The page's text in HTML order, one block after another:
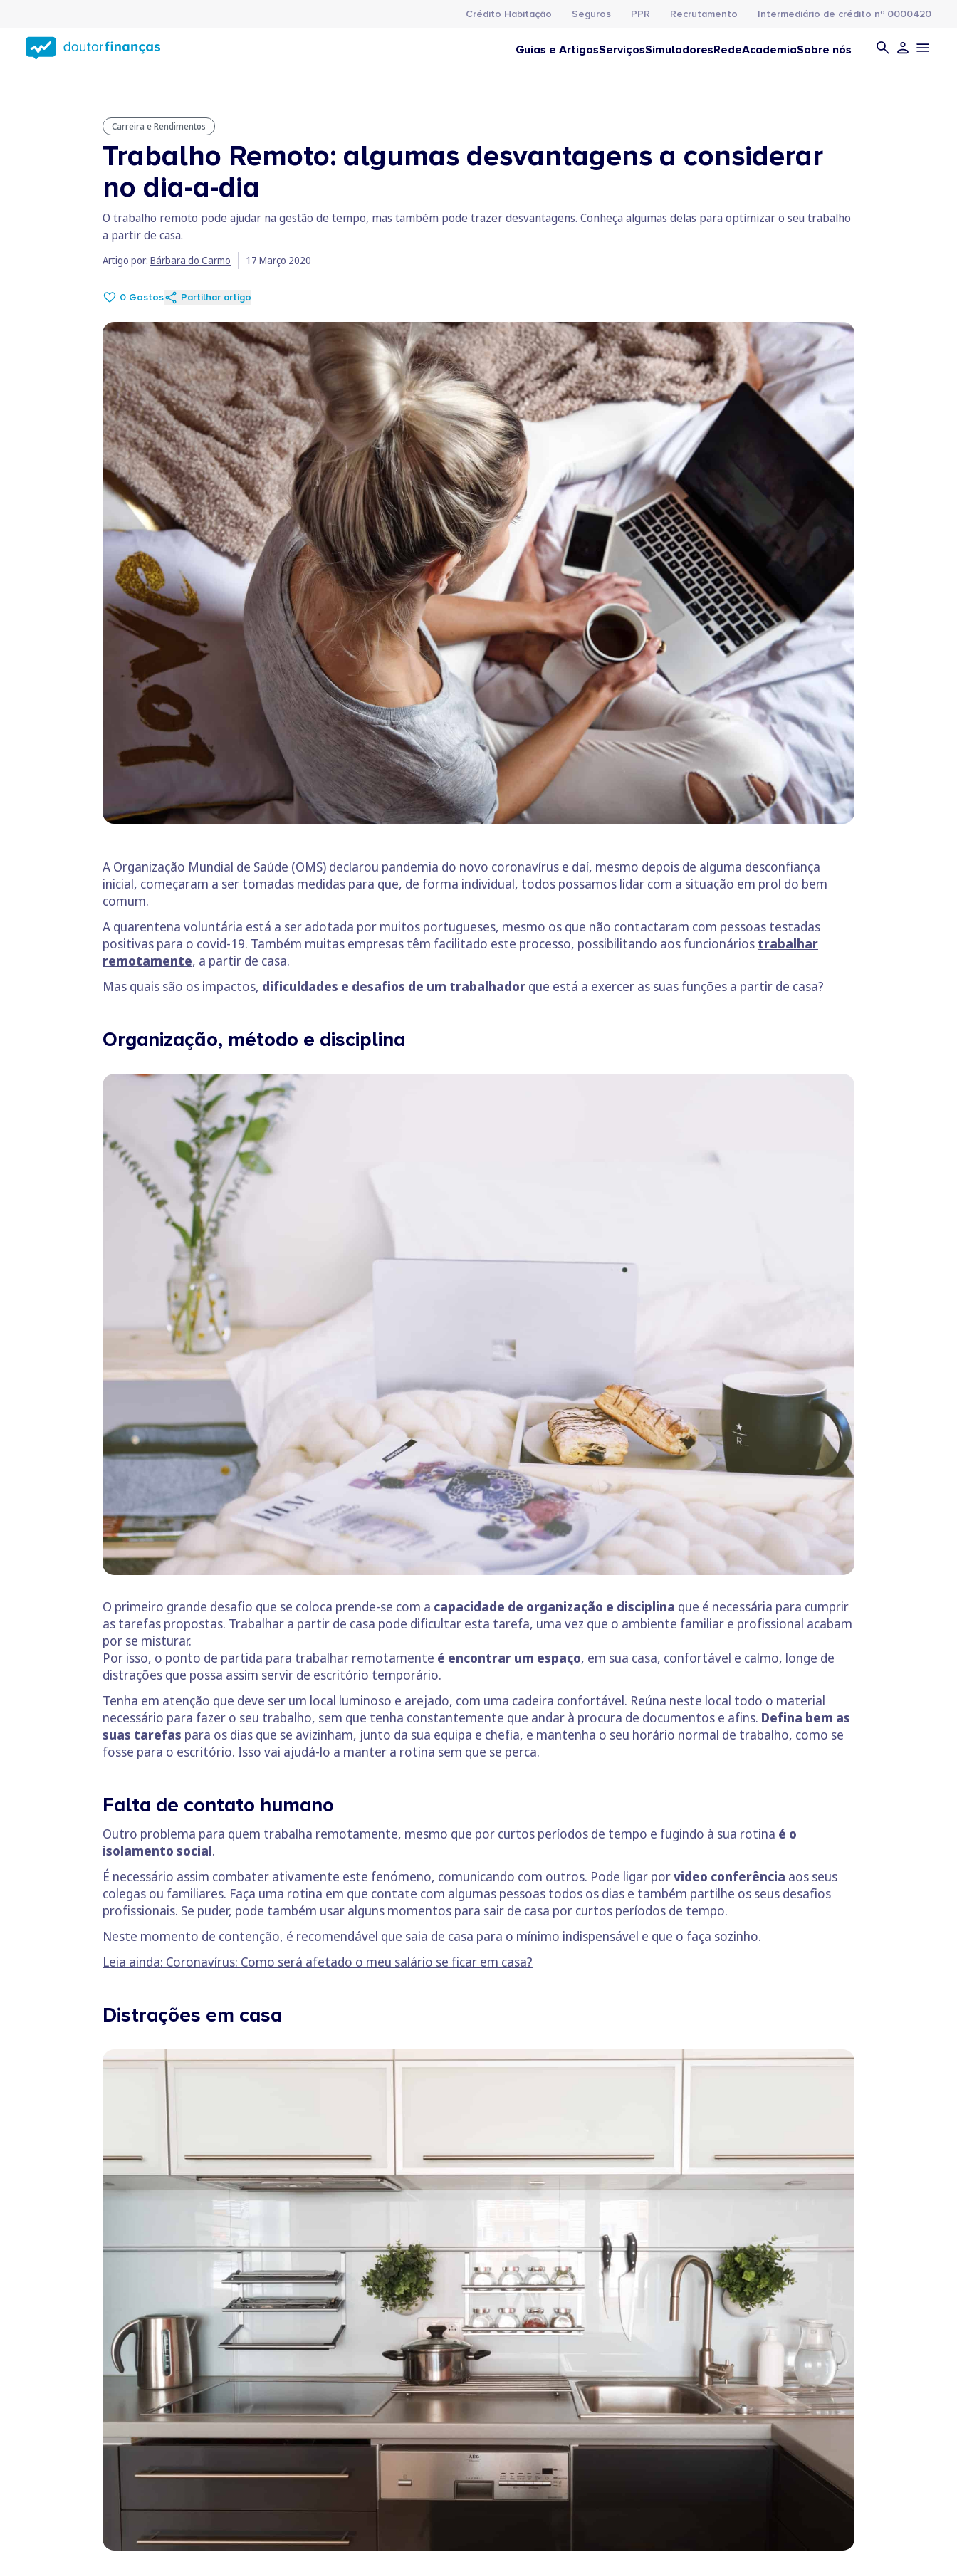
conteúdo
principal
Crédito Habitação Seguros PPR Recrutamento Intermediário de crédito nº 0000420
Guias e ArtigosServiçosSimuladoresRedeAcademiaSobre nós
Carreira e Rendimentos
Trabalho Remoto: algumas desvantagens a considerar
no dia-a-dia
O trabalho remoto pode ajudar na gestão de tempo, mas também pode trazer desvantagens. Conheça algumas delas para optimizar o seu trabalho
a partir de casa.
Artigo por: Bárbara do Carmo 17 Março 2020
0 Gostos Partilhar artigo
A Organização Mundial de Saúde (OMS) declarou pandemia do novo coronavírus e daí, mesmo depois de alguma desconfiança
inicial, começaram a ser tomadas medidas para que, de forma individual, todos possamos lidar com a situação em prol do bem
comum.
A quarentena voluntária está a ser adotada por muitos portugueses, mesmo os que não contactaram com pessoas testadas
positivas para o covid-19. Também muitas empresas têm facilitado este processo, possibilitando aos funcionários trabalhar
remotamente, a partir de casa.
Mas quais são os impactos, dificuldades e desafios de um trabalhador que está a exercer as suas funções a partir de casa?
Organização, método e disciplina
O primeiro grande desafio que se coloca prende-se com a capacidade de organização e disciplina que é necessária para cumprir
as tarefas propostas. Trabalhar a partir de casa pode dificultar esta tarefa, uma vez que o ambiente familiar e profissional acabam
por se misturar.
Por isso, o ponto de partida para trabalhar remotamente é encontrar um espaço, em sua casa, confortável e calmo, longe de
distrações que possa assim servir de escritório temporário.
Tenha em atenção que deve ser um local luminoso e arejado, com uma cadeira confortável. Reúna neste local todo o material
necessário para fazer o seu trabalho, sem que tenha constantemente que andar à procura de documentos e afins. Defina bem as
suas tarefas para os dias que se avizinham, junto da sua equipa e chefia, e mantenha o seu horário normal de trabalho, como se
fosse para o escritório. Isso vai ajudá-lo a manter a rotina sem que se perca.
Falta de contato humano
Outro problema para quem trabalha remotamente, mesmo que por curtos períodos de tempo e fugindo à sua rotina é o
isolamento social.
É necessário assim combater ativamente este fenómeno, comunicando com outros. Pode ligar porvideo conferência aos seus
colegas ou familiares. Faça uma rotina em que contate com algumas pessoas todos os dias e também partilhe os seus desafios
profissionais. Se puder, pode também usar alguns momentos para sair de casa por curtos períodos de tempo.
Neste momento de contenção, é recomendável que saia de casa para o mínimo indispensável e que o faça sozinho.
Leia ainda: Coronavírus: Como será afetado o meu salário se ficar em casa?
Distrações em casa